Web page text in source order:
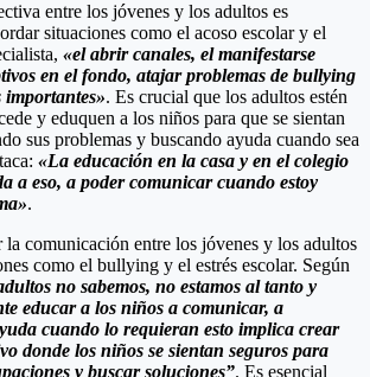
entre los jóvenes y los adultos es
situaciones como el acoso escolar y el
«el abrir canales, el manifestarse
en el fondo, atajar problemas de bullying
importantes». Es crucial que los adultos estén
y eduquen a los niños para que se sientan
sus problemas y buscando ayuda cuando sea
«La educación en la casa y en el colegio
a eso, a poder comunicar cuando estoy
.
la comunicación entre los jóvenes y los adultos
como el bullying y el estrés escolar. Según
no sabemos, no estamos al tanto y
educar a los niños a comunicar, a
cuando lo requieran esto implica crear
donde los niños se sientan seguros para
y buscar soluciones”. Es esencial